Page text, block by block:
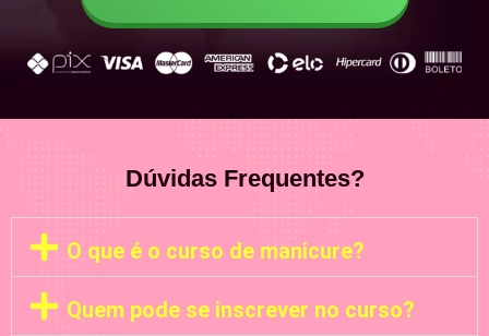
Dúvidas Frequentes?
O que é o curso de manicure?
Quem pode se inscrever no curso?